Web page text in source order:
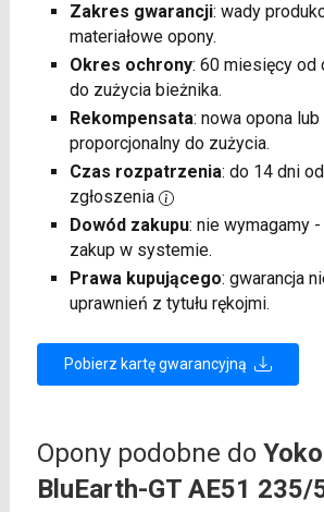
Zakres gwarancji: wady
materiałowe opony.
Okres ochrony: 60 miesięcy od
do zużycia bieżnika.
Rekompensata: nowa opona
proporcjonalny do zużycia.
Czas rozpatrzenia: do 14 dni
zgłoszenia
Dowód zakupu: nie wymagamy
zakup w systemie.
Prawa kupującego: gwarancja
uprawnień z tytułu rękojmi.
Pobierz kartę gwarancyjną
Opony podobne do
BluEarth-GT AE51 235/